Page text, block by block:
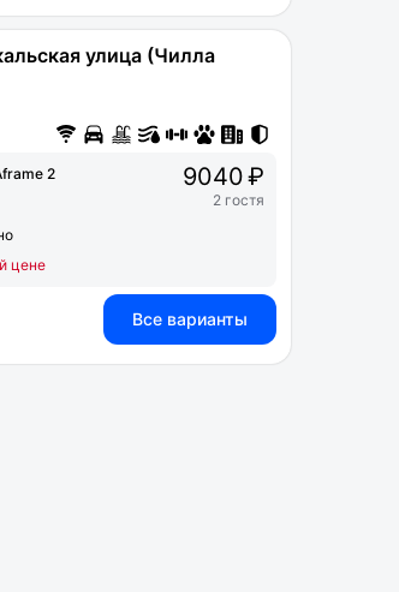
улица (Чилла
2
цене
9040 ₽
2 гостя
Все варианты